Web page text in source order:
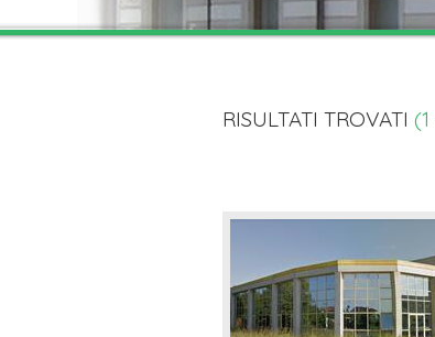
RISULTATI TROVATI (1